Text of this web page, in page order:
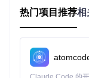
基于Tauri框架的
体验。无论你使用
得一致的操作体验
样，不受操作系统
实施路径：3
热门项目推荐相